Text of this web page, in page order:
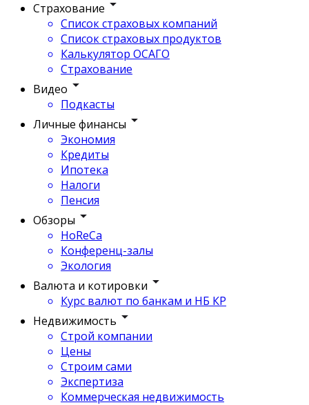
Страхование
Список страховых компаний
Список страховых продуктов
Калькулятор ОСАГО
Страхование
Видео
Подкасты
Личные финансы
Экономия
Кредиты
Ипотека
Налоги
Пенсия
Обзоры
HoReCa
Конференц-залы
Экология
Валюта и котировки
Курс валют по банкам и НБ КР
Недвижимость
Строй компании
Цены
Строим сами
Экспертиза
Коммерческая недвижимость